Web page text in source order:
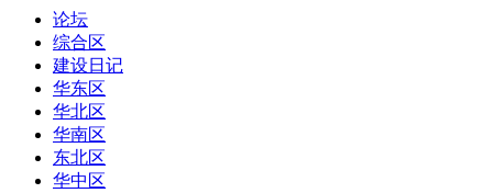
论坛
综合区
建设日记
华东区
华北区
华南区
东北区
华中区